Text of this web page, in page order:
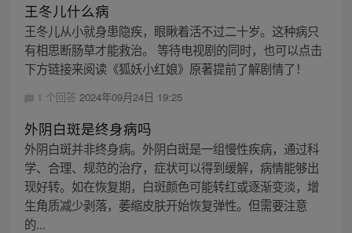
王冬儿什么病
王冬儿从小就身患隐疾，眼瞅着活不过二十岁。这种病只
有相思断肠草才能救治。 等待电视剧的同时，也可以点击
下方链接来阅读《狐妖小红娘》原著提前了解剧情了！
1 个回答 2024年09月24日 19:25
外阴白斑是终身病吗
外阴白斑并非终身病。外阴白斑是一组慢性疾病，通过科
学、合理、规范的治疗，症状可以得到缓解，病情能够出
现好转。如在恢复期，白斑颜色可能转红或逐渐变淡，增
生角质减少剥落，萎缩皮肤开始恢复弹性。但需要注意
的...